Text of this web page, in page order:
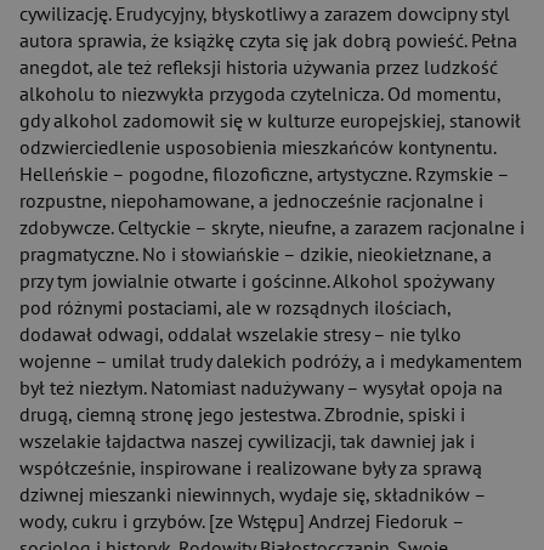
cywilizację. Erudycyjny, błyskotliwy a zarazem dowcipny styl
autora sprawia, że książkę czyta się jak dobrą powieść. Pełna
anegdot, ale też refleksji historia używania przez ludzkość
alkoholu to niezwykła przygoda czytelnicza. Od momentu,
gdy alkohol zadomowił się w kulturze europejskiej, stanowił
odzwierciedlenie usposobienia mieszkańców kontynentu.
Helleńskie – pogodne, filozoficzne, artystyczne. Rzymskie –
rozpustne, niepohamowane, a jednocześnie racjonalne i
zdobywcze. Celtyckie – skryte, nieufne, a zarazem racjonalne i
pragmatyczne. No i słowiańskie – dzikie, nieokiełznane, a
przy tym jowialnie otwarte i gościnne. Alkohol spożywany
pod różnymi postaciami, ale w rozsądnych ilościach,
dodawał odwagi, oddalał wszelakie stresy – nie tylko
wojenne – umilał trudy dalekich podróży, a i medykamentem
był też niezłym. Natomiast nadużywany – wysyłał opoja na
drugą, ciemną stronę jego jestestwa. Zbrodnie, spiski i
wszelakie łajdactwa naszej cywilizacji, tak dawniej jak i
współcześnie, inspirowane i realizowane były za sprawą
dziwnej mieszanki niewinnych, wydaje się, składników –
wody, cukru i grzybów. [ze Wstępu] Andrzej Fiedoruk –